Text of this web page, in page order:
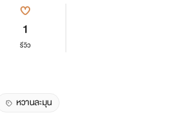
1
รีวิว
หวานละมุน